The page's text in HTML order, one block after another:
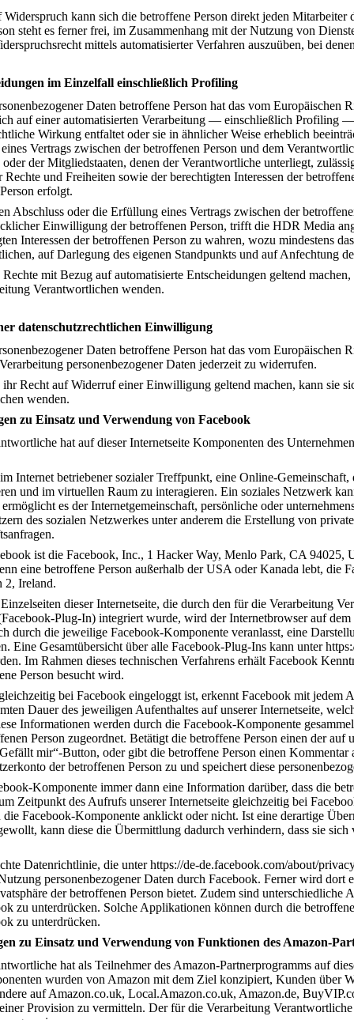
kann sich die betroffene Person direkt jeden
steht es ferner frei, im Zusammenhang mit der Nutzung von
mittels automatisierter Verfahren auszuüben, bei
im Einzelfall einschließlich Profiling
Daten betroffene Person hat das vom Europäischen
auf einer automatisierten Verarbeitung — einschließlich Profiling
Wirkung entfaltet oder sie in ähnlicher Weise erheblich
Vertrags zwischen der betroffenen Person und dem
der Mitgliedstaaten, denen der Verantwortliche unterliegt,
und Freiheiten sowie der berechtigten Interessen der
erfolgt.
Abschluss oder die Erfüllung eines Vertrags zwischen der
Einwilligung der betroffenen Person, trifft die HDR Media
Interessen der betroffenen Person zu wahren, wozu mindestens
auf Darlegung des eigenen Standpunkts und auf Anfechtung
mit Bezug auf automatisierte Entscheidungen geltend
Verantwortlichen wenden.
datenschutzrechtlichen Einwilligung
Daten betroffene Person hat das vom Europäischen
personenbezogener Daten jederzeit zu widerrufen.
Recht auf Widerruf einer Einwilligung geltend machen, kann sie
wenden.
zu Einsatz und Verwendung von Facebook
hat auf dieser Internetseite Komponenten des
Internet betriebener sozialer Treffpunkt, eine Online-
und im virtuellen Raum zu interagieren. Ein soziales Netzwerk
es der Internetgemeinschaft, persönliche oder
des sozialen Netzwerkes unter anderem die Erstellung von
ist die Facebook, Inc., 1 Hacker Way, Menlo Park, CA 94025,
eine betroffene Person außerhalb der USA oder Kanada lebt, die
2, Ireland.
dieser Internetseite, die durch den für die Verarbeitung
Plug-In) integriert wurde, wird der Internetbrowser auf
durch die jeweilige Facebook-Komponente veranlasst, eine
Eine Gesamtübersicht über alle Facebook-Plug-Ins kann unter
Im Rahmen dieses technischen Verfahrens erhält Facebook
Person besucht wird.
bei Facebook eingeloggt ist, erkennt Facebook mit jedem
Dauer des jeweiligen Aufenthaltes auf unserer Internetseite,
Informationen werden durch die Facebook-Komponente
Person zugeordnet. Betätigt die betroffene Person einen der auf
mir“-Button, oder gibt die betroffene Person einen
der betroffenen Person zu und speichert diese
Komponente immer dann eine Information darüber, dass die
Zeitpunkt des Aufrufs unserer Internetseite gleichzeitig bei
die Facebook-Komponente anklickt oder nicht. Ist eine derartige
kann diese die Übermittlung dadurch verhindern, dass sie
Datenrichtlinie, die unter https://de-de.facebook.com/about/
personenbezogener Daten durch Facebook. Ferner wird dort
der betroffenen Person bietet. Zudem sind
zu unterdrücken. Solche Applikationen können durch die
zu unterdrücken.
zu Einsatz und Verwendung von Funktionen des Amazon-
hat als Teilnehmer des Amazon-Partnerprogramms auf
wurden von Amazon mit dem Ziel konzipiert, Kunden über
auf Amazon.co.uk, Local.Amazon.co.uk, Amazon.de,
Provision zu vermitteln. Der für die Verarbeitung